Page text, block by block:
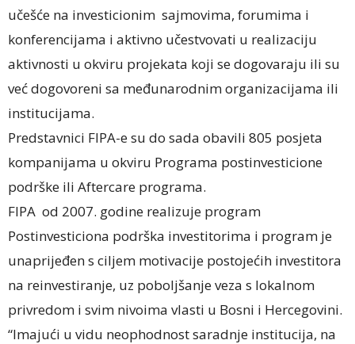
učešće na investicionim sajmovima, forumima i
konferencijama i aktivno učestvovati u realizaciju
aktivnosti u okviru projekata koji se dogovaraju ili su
već dogovoreni sa međunarodnim organizacijama ili
institucijama.
Predstavnici FIPA-e su do sada obavili 805 posjeta
kompanijama u okviru Programa postinvesticione
podrške ili Aftercare programa.
FIPA od 2007. godine realizuje program
Postinvesticiona podrška investitorima i program je
unaprijeđen s ciljem motivacije postojećih investitora
na reinvestiranje, uz poboljšanje veza s lokalnom
privredom i svim nivoima vlasti u Bosni i Hercegovini.
“Imajući u vidu neophodnost saradnje institucija, na